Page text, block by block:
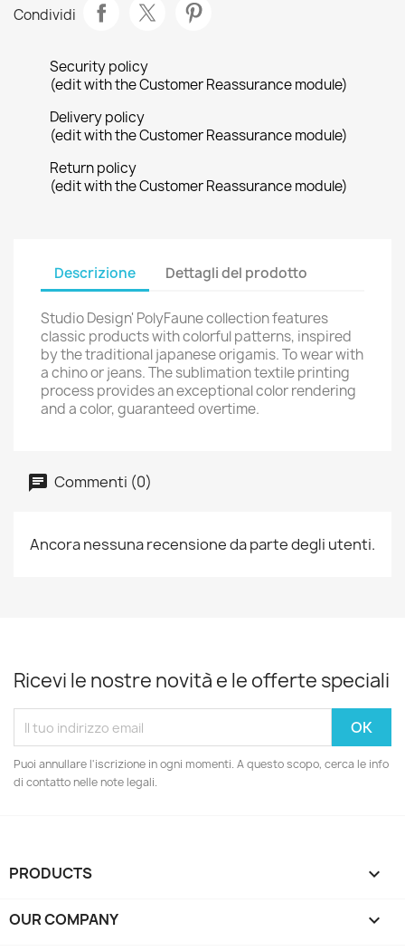
Condividi
Security policy
(edit with the Customer Reassurance module)
Delivery policy
(edit with the Customer Reassurance module)
Return policy
(edit with the Customer Reassurance module)
Descrizione Dettagli del prodotto
Studio Design' PolyFaune collection features
classic products with colorful patterns, inspired
by the traditional japanese origamis. To wear with
a chino or jeans. The sublimation textile printing
process provides an exceptional color rendering
and a color, guaranteed overtime.
Commenti (0)
Ancora nessuna recensione da parte degli utenti.
Ricevi le nostre novità e le offerte speciali
Puoi annullare l'iscrizione in ogni momenti. A questo scopo, cerca le info
di contatto nelle note legali.
PRODUCTS 
OUR COMPANY 